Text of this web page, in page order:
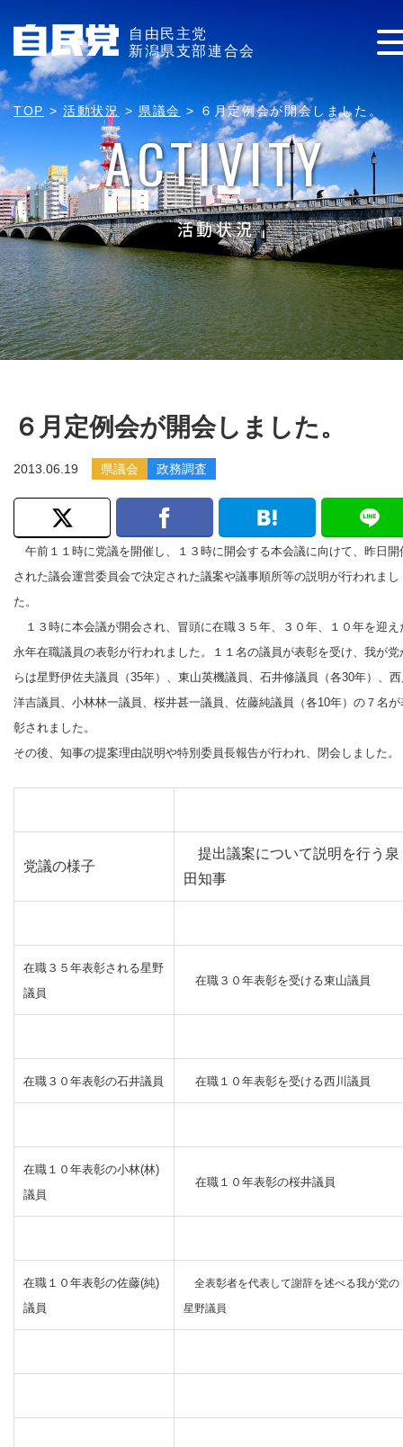
自由民主党
新潟県支部連合会
TOP >活動状況 > 県議会 > ６月定例会が開会しました。
ACTIVITY
活動状況
６月定例会が開会しました。
2013.06.19 県議会 政務調査
午前１１時に党議を開催し、１３時に開会する本会議に向けて、昨日開
された議会運営委員会で決定された議案や議事順所等の説明が行われまし
た。
１３時に本会議が開会され、冒頭に在職３５年、３０年、１０年を迎え
永年在職議員の表彰が行われました。１１名の議員が表彰を受け、我が党
らは星野伊佐夫議員（35年）、東山英機議員、石井修議員（各30年）、
洋吉議員、小林林一議員、桜井甚一議員、佐藤純議員（各10年） の７名が
彰されました。
その後、知事の提案理由説明や特別委員長報告が行われ、閉会しました。
党議の様子
提出議案について説明を行う泉
田知事
在職３５年表彰される星野
議員
在職３０年表彰を受ける東山議員
在職３０年表彰の石井議員 在職１０年表彰を受ける西川議員
在職１０年表彰の小林(林)
議員
在職１０年表彰の桜井議員
在職１０年表彰の佐藤(純)
議員
全表彰者を代表して謝辞を述べる我が党の
星野議員